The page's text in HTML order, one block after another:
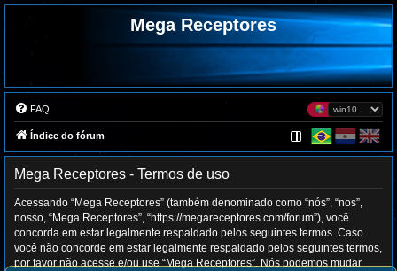
Mega Receptores
FAQ
Índice do fórum
Mega Receptores - Termos de uso
Acessando “Mega Receptores” (também denominado como “nós”, “nos”,
nosso, “Mega Receptores”, “https://megareceptores.com/forum”), você
concorda em estar legalmente respaldado pelos seguintes termos. Caso
você não concorde em estar legalmente respaldado pelos seguintes termos,
por favor não acesse e/ou use “Mega Receptores”. Nós podemos mudar